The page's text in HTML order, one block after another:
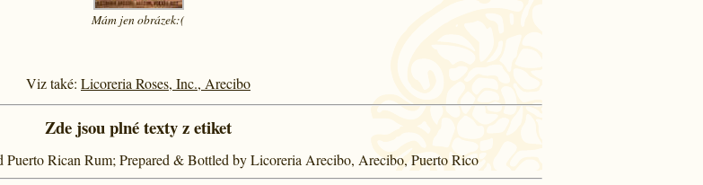
Mám jenobrázek:(
Viz také: Licoreria Roses, Inc., Arecibo
Zde jsou plné texty z etiket
Puerto Rican Rum; Prepared & Bottled by Licoreria Arecibo, Arecibo, Puerto Rico